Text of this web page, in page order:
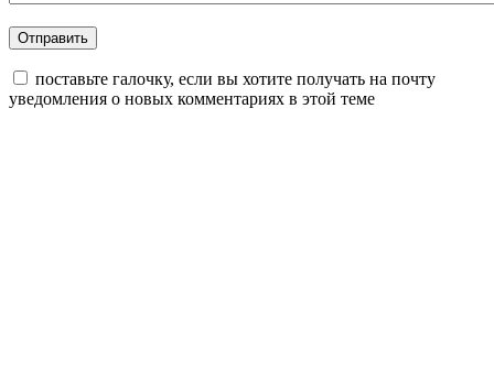
поставьте галочку, если вы хотите получать на почту
уведомления о новых комментариях в этой теме